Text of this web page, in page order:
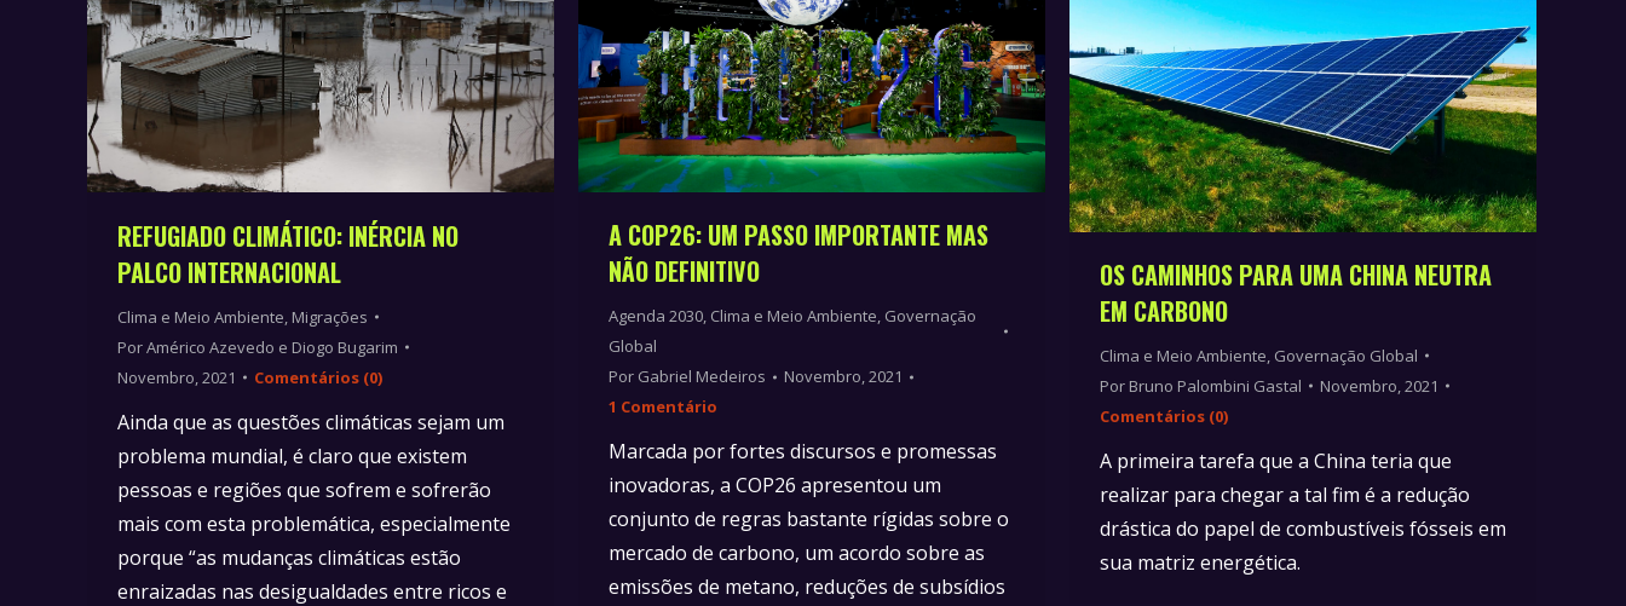
REFUGIADO CLIMÁTICO: INÉRCIA NO
PALCO INTERNACIONAL
Clima e Meio Ambiente, Migrações
PorAmérico Azevedo e Diogo Bugarim
Novembro, 2021
Comentários (0)
Ainda que as questões climáticas sejam um
problema mundial, é claro que existem
pessoas e regiões que sofrem e sofrerão
mais com esta problemática, especialmente
porque “as mudanças climáticas estão
enraizadas nas desigualdades entre ricos e
A COP26: UM PASSO IMPORTANTE MAS
NÃO DEFINITIVO
Agenda 2030, Clima e Meio Ambiente, Governação
Global
Por Gabriel Medeiros
Novembro, 2021
1 Comentário
Marcada por fortes discursos e promessas
inovadoras, a COP26 apresentou um
conjunto de regras bastante rígidas sobre o
mercado de carbono, um acordo sobre as
emissões de metano, reduções de subsídios
OS CAMINHOS PARA UMA CHINA NEUTRA
EM CARBONO
Clima e Meio Ambiente, Governação Global
Por Bruno Palombini Gastal
Novembro, 2021
Comentários (0)
A primeira tarefa que a China teria que
realizar para chegar a tal fim é a redução
drástica do papel de combustíveis fósseis em
sua matriz energética.